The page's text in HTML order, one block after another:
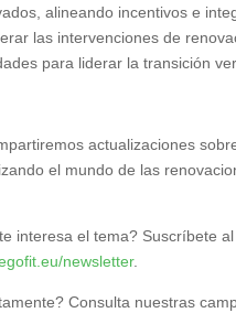
alineando incentivos e
las intervenciones de
para liderar la transición
actualizaciones
el mundo de las
interesa el tema? Suscríbete
newsletter.
Consulta nuestras